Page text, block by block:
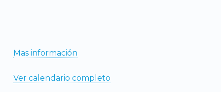
Mas información
Ver calendario completo